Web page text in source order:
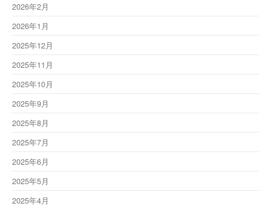
2026年2月
2026年1月
2025年12月
2025年11月
2025年10月
2025年9月
2025年8月
2025年7月
2025年6月
2025年5月
2025年4月